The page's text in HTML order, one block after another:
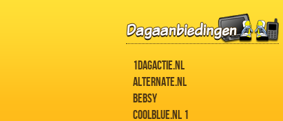
1DAGACTIE.NL
ALTERNATE.NL
BEBSY
COOLBLUE.NL 1